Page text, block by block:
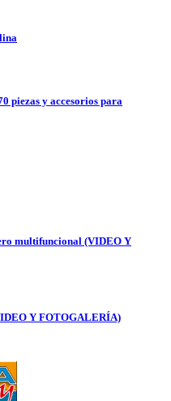
piezas y accesorios para
multifuncional (VIDEO Y
Y FOTOGALERÍA)